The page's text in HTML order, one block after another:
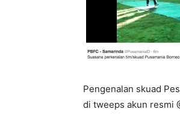
Pengenalan skuad
di tweeps akun resmi